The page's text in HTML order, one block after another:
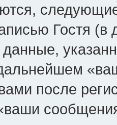
Гостя
после